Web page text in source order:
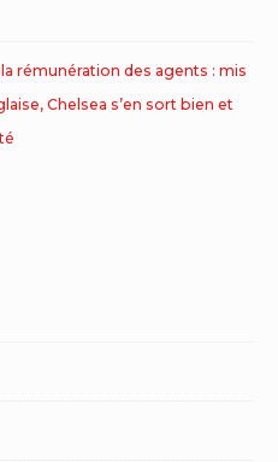
rémunération des agents : mis
Chelsea s’en sort bien et